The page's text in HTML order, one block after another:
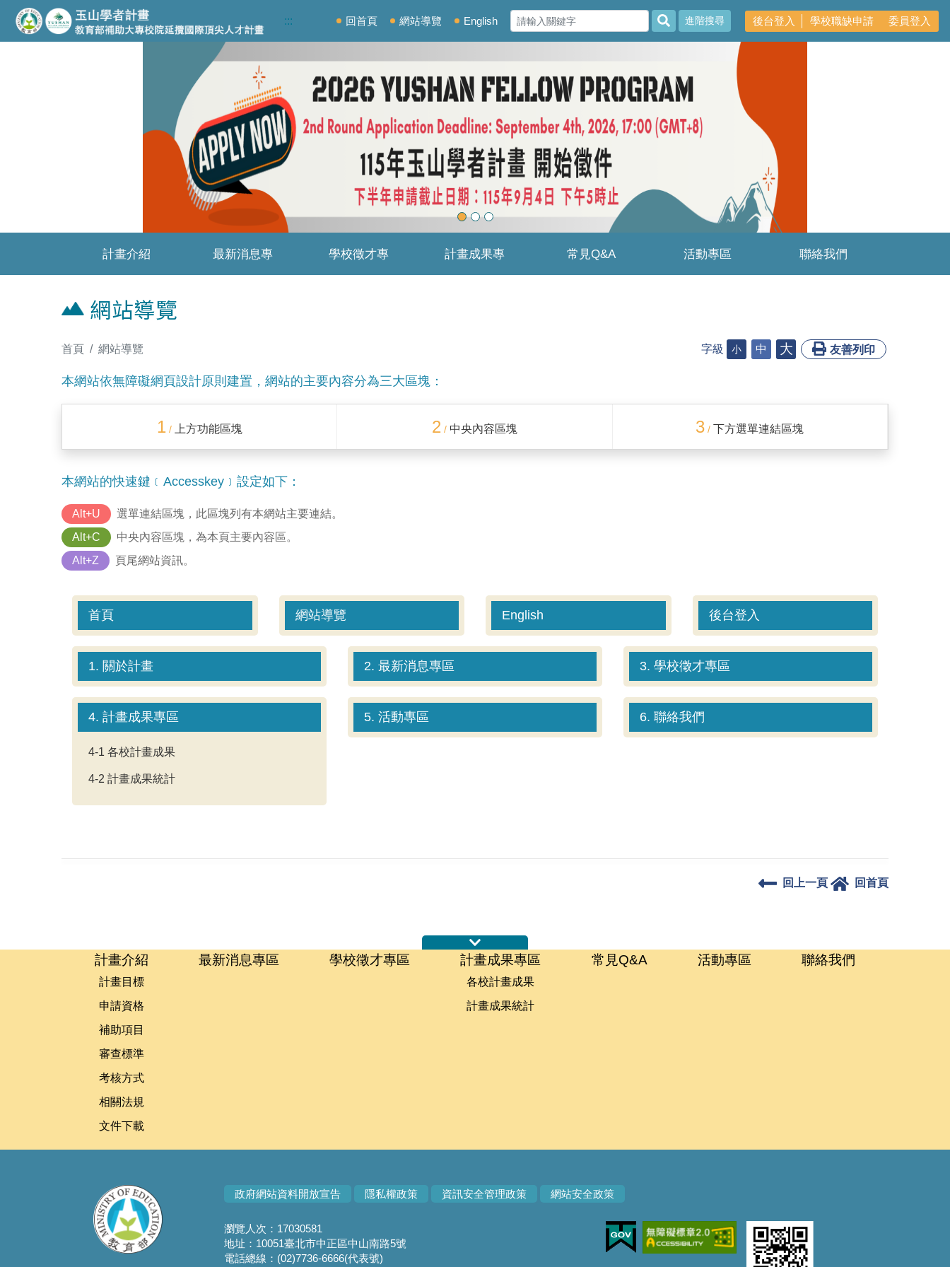
跳至主要內容區
:::
回首頁 網站導覽 English 進階搜尋 後台登入 學校職缺申請 委員登入
計畫介紹 最新消息專 學校徵才專 計畫成果專 常見Q&A 活動專區 聯絡我們
網站導覽
首頁 網站導覽 字級 小 中 大 友善列印
本網站依無障礙網頁設計原則建置，網站的主要內容分為三大區塊：
1/ 上方功能區塊 2 / 中央內容區塊 3 / 下方選單連結區塊
本網站的快速鍵﹝Accesskey﹞設定如下：
Alt+U
選單連結區塊，此區塊列有本網站主要連結。
Alt+C
中央內容區塊，為本頁主要內容區。
Alt+Z
頁尾網站資訊。
首頁 網站導覽 English 後台登入
1. 關於計畫 2. 最新消息專區 3. 學校徵才專區
4. 計畫成果專區
4-1 各校計畫成果
4-2 計畫成果統計
5. 活動專區 6. 聯絡我們
回上一頁 回首頁
計畫介紹
計畫目標
申請資格
補助項目
審查標準
考核方式
相關法規
文件下載
最新消息專區 學校徵才專區 計畫成果專區
各校計畫成果
計畫成果統計
常見Q&A 活動專區 聯絡我們
政府網站資料開放宣告 隱私權政策 資訊安全管理政策 網站安全政策
瀏覽人次：17030581
地址：10051臺北市中正區中山南路5號
電話總線：(02)7736-6666(代表號)